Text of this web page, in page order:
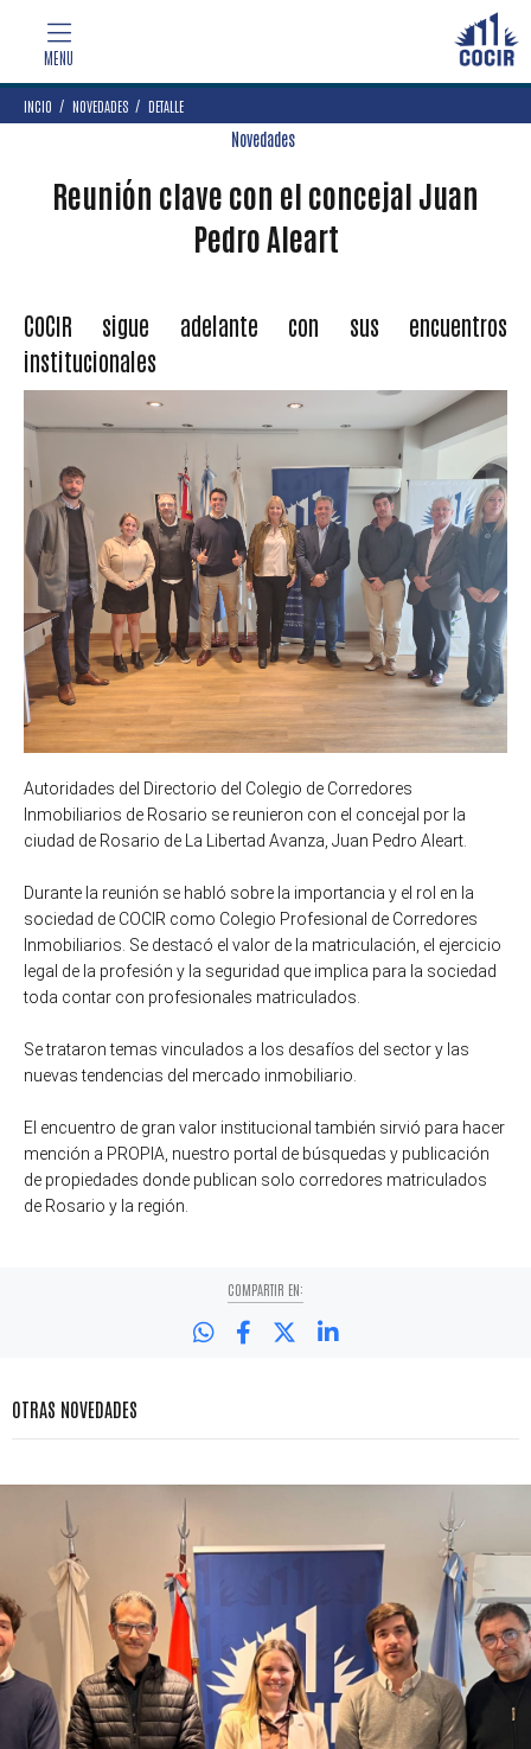
INCIO NOVEDADES DETALLE
Novedades
Reunión clave con el concejal Juan
Pedro Aleart
COCIR sigue adelante con sus encuentros
institucionales
Autoridades del Directorio del Colegio de Corredores
Inmobiliarios de Rosario se reunieron con el concejal por la
ciudad de Rosario de La Libertad Avanza, Juan Pedro Aleart.
Durante la reunión se habló sobre la importancia y el rol en la
sociedad de COCIR como Colegio Profesional de Corredores
Inmobiliarios. Se destacó el valor de la matriculación, el ejercicio
legal de la profesión y la seguridad que implica para la sociedad
toda contar con profesionales matriculados.
Se trataron temas vinculados a los desafíos del sector y las
nuevas tendencias del mercado inmobiliario.
El encuentro de gran valor institucional también sirvió para hacer
mención a PROPIA, nuestro portal de búsquedas y publicación
de propiedades donde publican solo corredores matriculados
de Rosario y la región.
COMPARTIR EN:
OTRAS NOVEDADES